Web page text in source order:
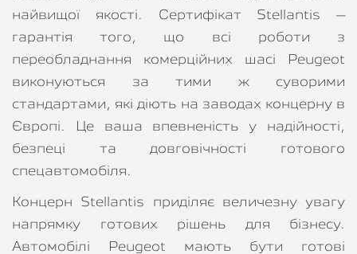
найвищої якості. Сертифікат Stellantis –
гарантія того, що всі роботи з
переобладнання комерційних шасі Peugeot
виконуються за тими ж суворими
стандартами, які діють на заводах концерну в
Європі. Це ваша впевненість у надійності,
безпеці та довговічності готового
спецавтомобіля.
Концерн Stellantis приділяє величезну увагу
напрямку готових рішень для бізнесу.
Автомобілі Peugeot мають бути готові